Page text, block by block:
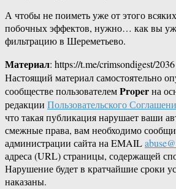
А чтобы не поиметь уже от этого
побочных эффектов, нужно… как вы
фильтрацию в Шереметьево.
Материал: https://t.me/crimsondigest/2036
Настоящий материал самостоятельно
сообществе пользователемProperна
редакции Пользовательского
что такая публикация нарушает ваши
смежные права, вам необходимо
администрации сайта на EMAIL
адреса (URL) страницы, содержащей
Нарушение будет в кратчайшие сроки
наказаны.